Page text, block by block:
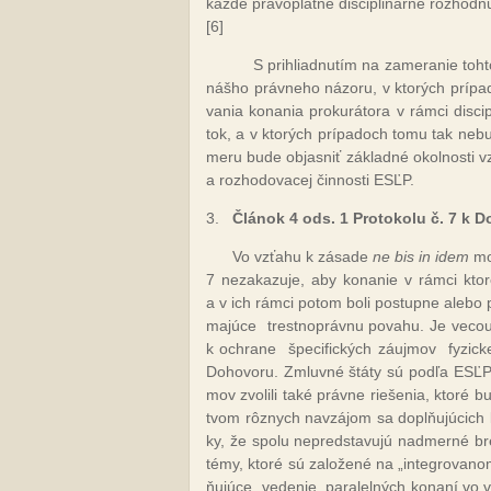
[6]
S pri­hliad­nu­tím na za­me­ra­nie
náš­ho práv­ne­ho ná­zo­ru, v kto­rých
va­nia ko­na­nia pro­ku­rá­to­ra v rám­ci
tok, a v kto­rých prí­pa­doch to­mu tak
me­ru bu­de ob­jas­niť zá­klad­né okol­nos­ti
a roz­ho­do­va­cej čin­nos­ti ESĽP.
3. Člá­nok 4 ods. 1 Pro­to­ko­lu č. 7 k
Vo vzťa­hu k zá­sa­de ne bis in idem
7 ne­za­ka­zu­je, aby ko­na­nie v rám­ci
a v ich rám­ci po­tom bo­li pos­tup­ne
ma­jú­ce
tres­tnop­ráv­nu po­va­hu. Je
k ochra­ne
špe­ci­fic­kých zá­uj­mov
Do­ho­vo­ru. Zmluv­né štá­ty sú pod­ľa
mov zvo­li­li ta­ké práv­ne rie­še­nia, kto­ré
tvom rôz­nych nav­zá­jom sa
ky, že spo­lu nep­red­sta­vu­jú nad­mer­né
té­my, kto­ré sú za­lo­že­né na
ňu­jú­ce
ve­de­nie pa­ra­lel­ných ko­na­ní vo